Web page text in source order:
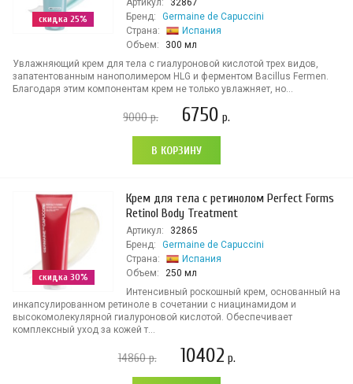
скидка 25%
Артикул:
32867
Бренд:
Germaine de Capuccini
Страна:
Испания
Объем:
300 мл
Увлажняющий крем для тела с гиалуроновой кислотой трех видов,
запатентованным нанополимером HLG и ферментом Bacillus Fermen.
Благодаря этим компонентам крем не только увлажняет, но...
9000р. 6750 р.
В КОРЗИНУ
скидка 30%
Крем для тела с ретинолом Perfect Forms
Retinol Body Treatment
Артикул:
32865
Бренд:
Germaine de Capuccini
Страна:
Испания
Объем:
250 мл
Интенсивный роскошный крем, основанный на
инкапсулированном ретиноле в сочетании с ниацинамидом и
высокомолекулярной гиалуроновой кислотой. Обеспечивает
комплексный уход за кожей т...
14860р. 10402 р.